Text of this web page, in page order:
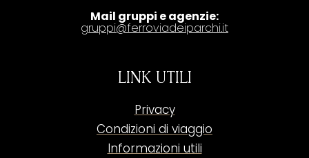
Mail gruppi e agenzie:
gruppi@ferroviadeiparchi.it
LINK UTILI
Privacy
Condizioni di viaggio
Informazioni utili